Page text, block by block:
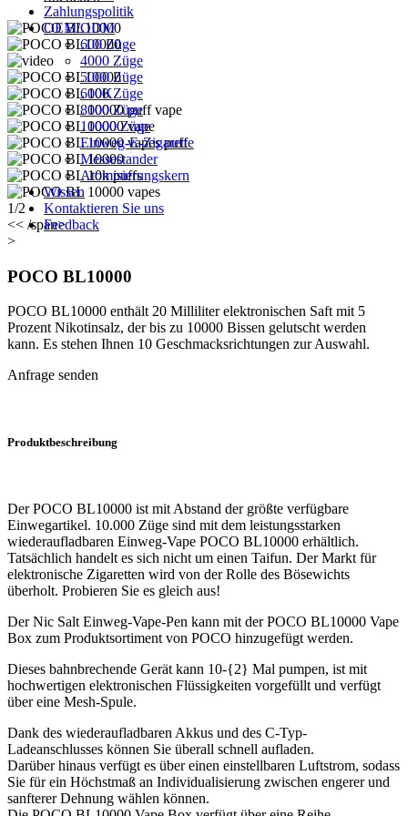
Zahlungspolitik
OEM/ODM
600 Züge
4000 Züge
5000 Züge
6000 Züge
8000 Züge
10000 Züge
Einweg-E-Zigarette
Messestander
Atomisierungskern
Wissen
Kontaktieren Sie uns
Feedback
1/2
<< /span>
>
POCO BL10000
POCO BL10000 enthält 20 Milliliter elektronischen Saft mit 5
Prozent Nikotinsalz, der bis zu 10000 Bissen gelutscht werden
kann. Es stehen Ihnen 10 Geschmacksrichtungen zur Auswahl.
Anfrage senden
Produktbeschreibung
Der POCO BL10000 ist mit Abstand der größte verfügbare
Einwegartikel. 10.000 Züge sind mit dem leistungsstarken
wiederaufladbaren Einweg-Vape POCO BL10000 erhältlich.
Tatsächlich handelt es sich nicht um einen Taifun. Der Markt für
elektronische Zigaretten wird von der Rolle des Bösewichts
überholt. Probieren Sie es gleich aus!
Der Nic Salt Einweg-Vape-Pen kann mit der POCO BL10000 Vape
Box zum Produktsortiment von POCO hinzugefügt werden.
Dieses bahnbrechende Gerät kann 10-{2} Mal pumpen, ist mit
hochwertigen elektronischen Flüssigkeiten vorgefüllt und verfügt
über eine Mesh-Spule.
Dank des wiederaufladbaren Akkus und des C-Typ-
Ladeanschlusses können Sie überall schnell aufladen.
Darüber hinaus verfügt es über einen einstellbaren Luftstrom, sodass
Sie für ein Höchstmaß an Individualisierung zwischen engerer und
sanfterer Dehnung wählen können.